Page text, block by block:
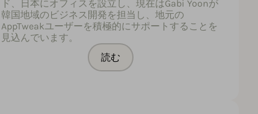
ド、日本にオフィスを設立し、現在はGabi Yoonが
韓国地域のビジネス開発を担当し、地元の
AppTweakユーザーを積極的にサポートすることを
見込んでいます。
読む